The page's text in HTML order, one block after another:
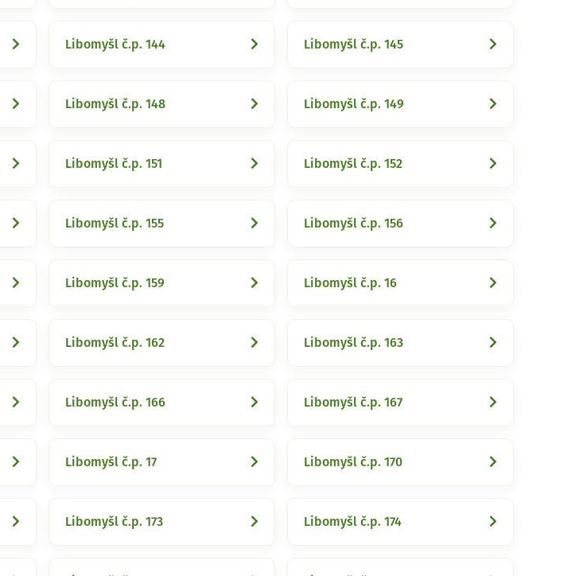
Libomyšl č.p. 144 Libomyšl č.p. 145
Libomyšl č.p. 148 Libomyšl č.p. 149
Libomyšl č.p. 151 Libomyšl č.p. 152
Libomyšl č.p. 155 Libomyšl č.p. 156
Libomyšl č.p. 159 Libomyšl č.p. 16
Libomyšl č.p. 162 Libomyšl č.p. 163
Libomyšl č.p. 166 Libomyšl č.p. 167
Libomyšl č.p. 17 Libomyšl č.p. 170
Libomyšl č.p. 173 Libomyšl č.p. 174